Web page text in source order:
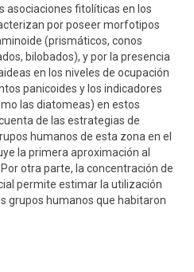
asociaciones fitolíticas en los
por poseer morfotipos
(prismáticos, conos
bilobados), y por la presencia
en los niveles de ocupación
panicoides y los indicadores
las diatomeas) en estos
de las estrategias de
humanos de esta zona en el
la primera aproximación al
otra parte, la concentración de
permite estimar la utilización
grupos humanos que habitaron